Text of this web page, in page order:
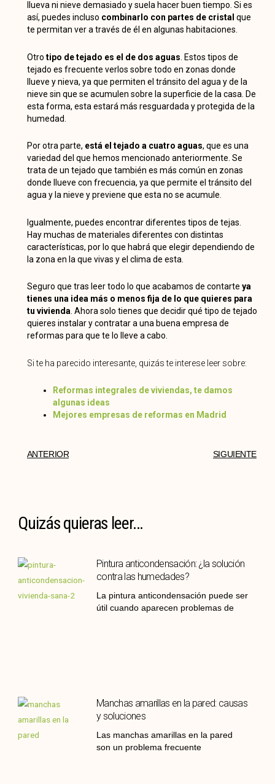
llueva ni nieve demasiado y suela hacer buen tiempo. Si es
así, puedes incluso combinarlo con partes de cristal que
te permitan ver a través de él en algunas habitaciones.
Otro tipo de tejado es el de dos aguas . Estos tipos de
tejado es frecuente verlos sobre todo en zonas donde
llueve y nieva, ya que permiten el tránsito del agua y de la
nieve sin que se acumulen sobre la superficie de la casa. De
esta forma, esta estará más resguardada y protegida de la
humedad.
Por otra parte, está el tejado a cuatro aguas, que es una
variedad del que hemos mencionado anteriormente. Se
trata de un tejado que también es más común en zonas
donde llueve con frecuencia, ya que permite el tránsito del
agua y la nieve y previene que esta no se acumule.
Igualmente, puedes encontrar diferentes tipos de tejas.
Hay muchas de materiales diferentes con distintas
características, por lo que habrá que elegir dependiendo de
la zona en la que vivas y el clima de esta.
Seguro que tras leer todo lo que acabamos de contarte ya
tienes una idea más o menos fija de lo que quieres para
tu vivienda. Ahora solo tienes que decidir qué tipo de tejado
quieres instalar y contratar a una buena empresa de
reformas para que te lo lleve a cabo.
Si te ha parecido interesante, quizás te interese leer sobre:
Reformas integrales de viviendas, te damos
algunas ideas
Mejores empresas de reformas en Madrid
ANTERIOR SIGUIENTE
Quizás quieras leer...
Pintura anticondensación: ¿la solución
contra las humedades?
La pintura anticondensación puede ser
útil cuando aparecen problemas de
Manchas amarillas en la pared: causas
y soluciones
Las manchas amarillas en la pared
son un problema frecuente